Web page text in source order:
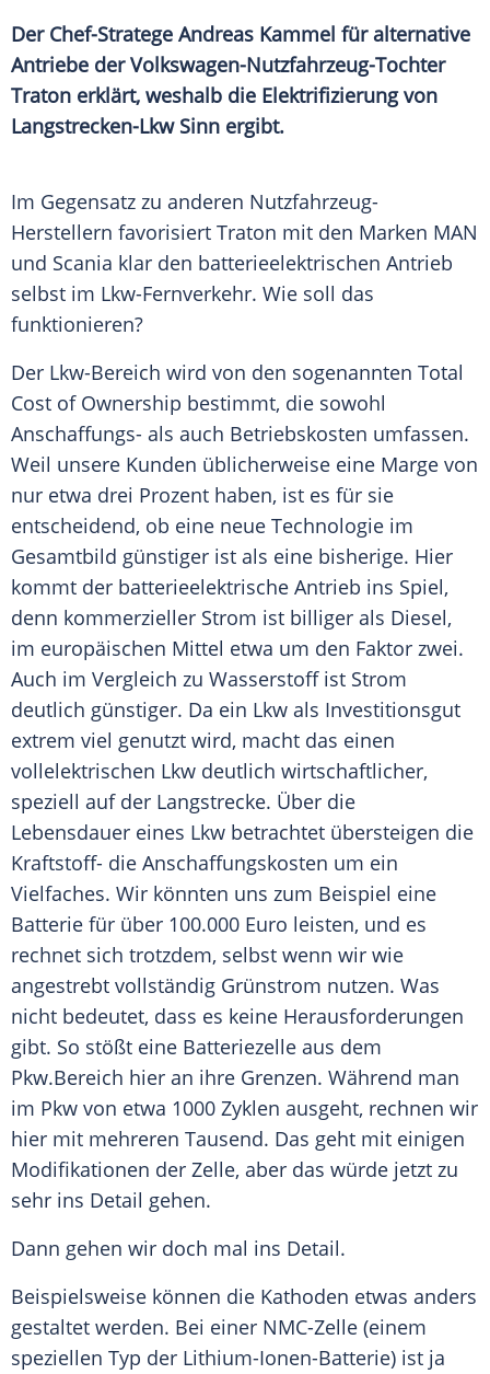
Der Chef-Stratege Andreas Kammel für alternative
Antriebe der Volkswagen-Nutzfahrzeug-Tochter
Traton erklärt, weshalb die Elektrifizierung von
Langstrecken-Lkw Sinn ergibt.
Im Gegensatz zu anderen Nutzfahrzeug-
Herstellern favorisiert Traton mit den Marken MAN
und Scania klar den batterieelektrischen Antrieb
selbst im Lkw-Fernverkehr. Wie soll das
funktionieren?
Der Lkw-Bereich wird von den sogenannten Total
Cost of Ownership bestimmt, die sowohl
Anschaffungs- als auch Betriebskosten umfassen.
Weil unsere Kunden üblicherweise eine Marge von
nur etwa drei Prozent haben, ist es für sie
entscheidend, ob eine neue Technologie im
Gesamtbild günstiger ist als eine bisherige. Hier
kommt der batterieelektrische Antrieb ins Spiel,
denn kommerzieller Strom ist billiger als Diesel,
im europäischen Mittel etwa um den Faktor zwei.
Auch im Vergleich zu Wasserstoff ist Strom
deutlich günstiger. Da ein Lkw als Investitionsgut
extrem viel genutzt wird, macht das einen
vollelektrischen Lkw deutlich wirtschaftlicher,
speziell auf der Langstrecke. Über die
Lebensdauer eines Lkw betrachtet übersteigen die
Kraftstoff- die Anschaffungskosten um ein
Vielfaches. Wir könnten uns zum Beispiel eine
Batterie für über 100.000 Euro leisten, und es
rechnet sich trotzdem, selbst wenn wir wie
angestrebt vollständig Grünstrom nutzen. Was
nicht bedeutet, dass es keine Herausforderungen
gibt. So stößt eine Batteriezelle aus dem
Pkw.Bereich hier an ihre Grenzen. Während man
im Pkw von etwa 1000 Zyklen ausgeht, rechnen wir
hier mit mehreren Tausend. Das geht mit einigen
Modifikationen der Zelle, aber das würde jetzt zu
sehr ins Detail gehen.
Dann gehen wir doch mal ins Detail.
Beispielsweise können die Kathoden etwas anders
gestaltet werden. Bei einer NMC-Zelle (einem
speziellen Typ der Lithium-Ionen-Batterie) ist ja